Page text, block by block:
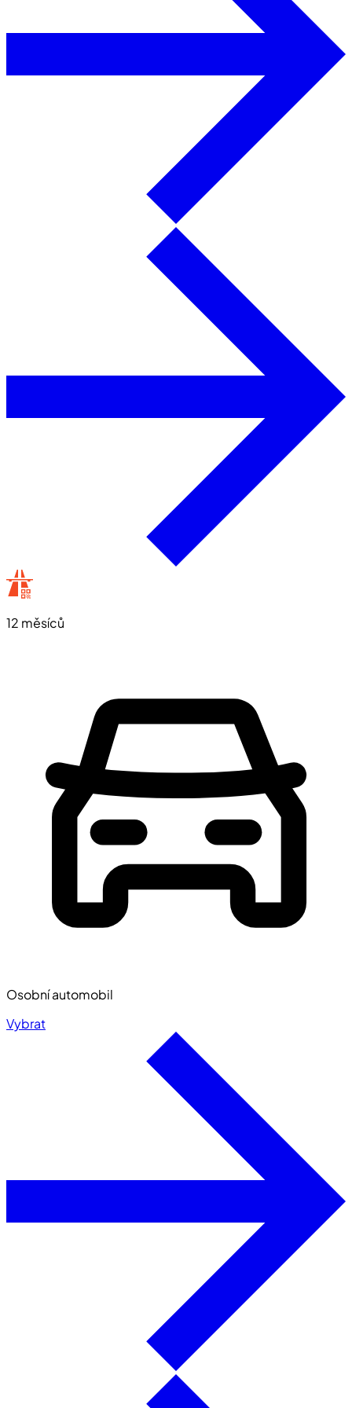
12 měsíců
Osobní automobil
Vybrat